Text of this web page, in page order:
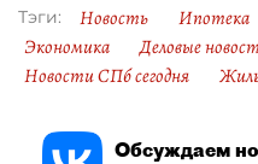
Тэги: Новость Ипотека
Экономика
Деловые
Новости СПб сегодня
Обсуждаем